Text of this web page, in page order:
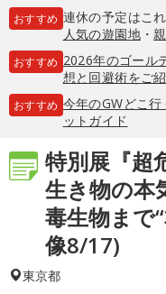
おすすめ 連休の予定はこ
人気の遊園地・
おすすめ 2026年のゴール
想と回避術をご
おすすめ 今年のGWどこ
ットガイド
特別展『
生き物の本
毒生物まで
像8/17)
東京都